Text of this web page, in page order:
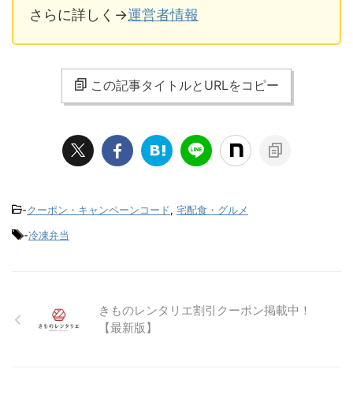
さらに詳しく→運営者情報
この記事タイトルとURLをコピー
-クーポン・キャンペーンコード, 宅配食・グルメ
-冷凍弁当
きものレンタリエ割引クーポン掲載中！
【最新版】